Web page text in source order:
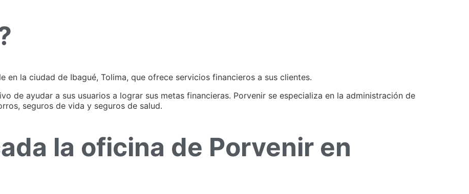
en la ciudad de Ibagué, Tolima, que ofrece servicios financieros a sus clientes.
de ayudar a sus usuarios a lograr sus metas financieras. Porvenir se especializa en la administración de
seguros de vida y seguros de salud.
la oficina de Porvenir en